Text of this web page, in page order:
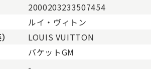
の未使用品。
2000203233507454
ルイ・ヴィトン
LOUIS VUITTON
バケットGM